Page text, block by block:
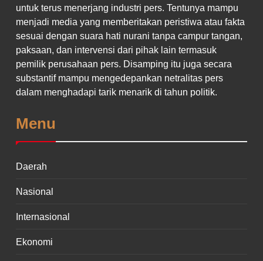
untuk terus menerjang industri pers. Tentunya mampu
menjadi media yang memberitakan peristiwa atau fakta
sesuai dengan suara hati nurani tanpa campur tangan,
paksaan, dan intervensi dari pihak lain termasuk
pemilik perusahaan pers. Disamping itu juga secara
substantif mampu mengedepankan netralitas pers
dalam menghadapi tarik menarik di tahun politik.
Menu
Daerah
Nasional
Internasional
Ekonomi